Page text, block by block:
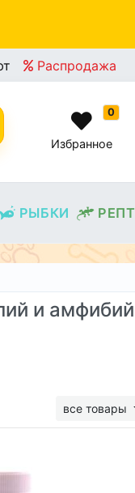
Распродажа
0
Избранное
РЫБКИ
и
все товары